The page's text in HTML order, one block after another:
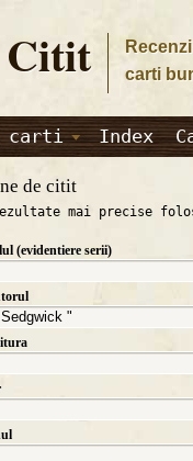
carti
carti Index
de citit
mai precise
(evidentiere serii)